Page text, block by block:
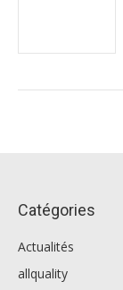
Catégories
Actualités
allquality